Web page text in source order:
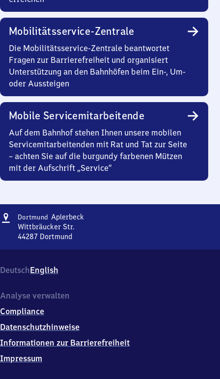
Mobilitätsservice-Zentrale
Die Mobilitätsservice-Zentrale beantwortet
Fragen zur Barrierefreiheit und organisiert
Unterstützung an den Bahnhöfen beim Ein-, Um-
oder Aussteigen
Mobile Servicemitarbeitende
Auf dem Bahnhof stehen Ihnen unsere mobilen
Servicemitarbeitenden mit Rat und Tat zur Seite
– achten Sie auf die burgundy farbenen Mützen
mit der Aufschrift „Service“
Adresse
Dortmund Aplerbeck
Wittbräucker Str.
44287 Dortmund
Wittbräucker
Str.,
4
8
7
DeutschEnglish
Analyse verwalten
Compliance
Datenschutzhinweise
Informationen zur Barrierefreiheit
Impressum